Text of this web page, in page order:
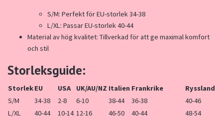
S/M: Perfekt för EU-storlek 34-38
L/XL: Passar EU-storlek 40-44
Material av hög kvalitet: Tillverkad för att ge maximal komfort
och stil
Storleksguide:
StorlekEU USA UK/AU/NZ Italien Frankrike
Ryssland
S/M
34-38 2-8 6-10 38-44 36-38
40-46
L/XL
40-44 10-14 12-16 46-50 40-44 48-54